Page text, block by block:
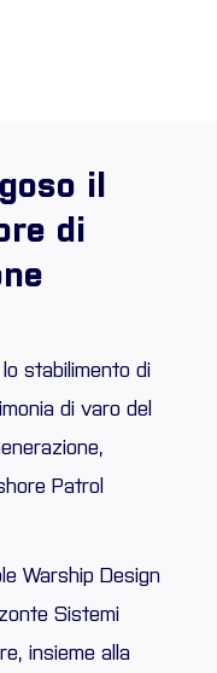
il
di
stabilimento di
di varo del
Patrol
Warship Design
Sistemi
insieme alla